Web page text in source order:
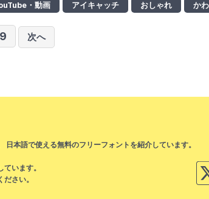
商用利用可 明朝体 英語・英字
・動画 アイキャッチ おしゃれ かわ
次へ
本語で使える無料のフリーフォントを紹介しています。
います。
さい。